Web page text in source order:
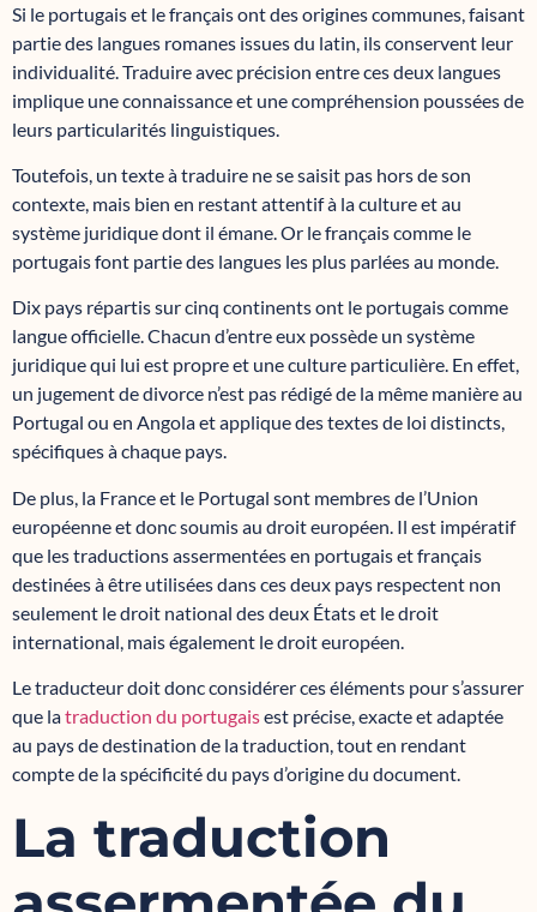
Si le portugais et le français ont des origines communes, faisant
partie des langues romanes issues du latin, ils conservent leur
individualité. Traduire avec précision entre ces deux langues
implique une connaissance et une compréhension poussées de
leurs particularités linguistiques.
Toutefois, un texte à traduire ne se saisit pas hors de son
contexte, mais bien en restant attentif à la culture et au
système juridique dont il émane. Or le français comme le
portugais font partie des langues les plus parlées au monde.
Dix pays répartis sur cinq continents ont le portugais comme
langue officielle. Chacun d’entre eux possède un système
juridique qui lui est propre et une culture particulière. En effet,
un jugement de divorce n’est pas rédigé de la même manière au
Portugal ou en Angola et applique des textes de loi distincts,
spécifiques à chaque pays.
De plus, la France et le Portugal sont membres de l’Union
européenne et donc soumis au droit européen. Il est impératif
que les traductions assermentées en portugais et français
destinées à être utilisées dans ces deux pays respectent non
seulement le droit national des deux États et le droit
international, mais également le droit européen.
Le traducteur doit donc considérer ces éléments pour s’assurer
que latraduction du portugaisest précise, exacte et adaptée
au pays de destination de la traduction, tout en rendant
compte de la spécificité du pays d’origine du document.
La traduction